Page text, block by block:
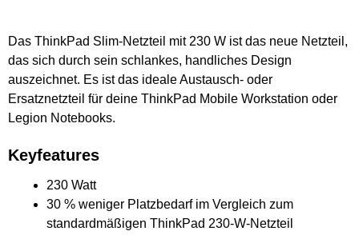
Das ThinkPad Slim-Netzteil mit 230 W ist das neue Netzteil,
das sich durch sein schlankes, handliches Design
auszeichnet. Es ist das ideale Austausch- oder
Ersatznetzteil für deine ThinkPad Mobile Workstation oder
Legion Notebooks.
Keyfeatures
230 Watt
30 % weniger Platzbedarf im Vergleich zum
standardmäßigen ThinkPad 230-W-Netzteil